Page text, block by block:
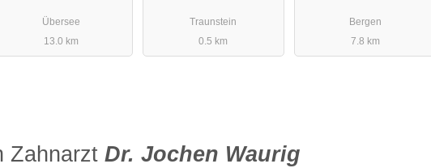
Übersee
13.0 km
Traunstein
0.5 km
Bergen
7.8 km
ZahnarztDr. Jochen Waurig